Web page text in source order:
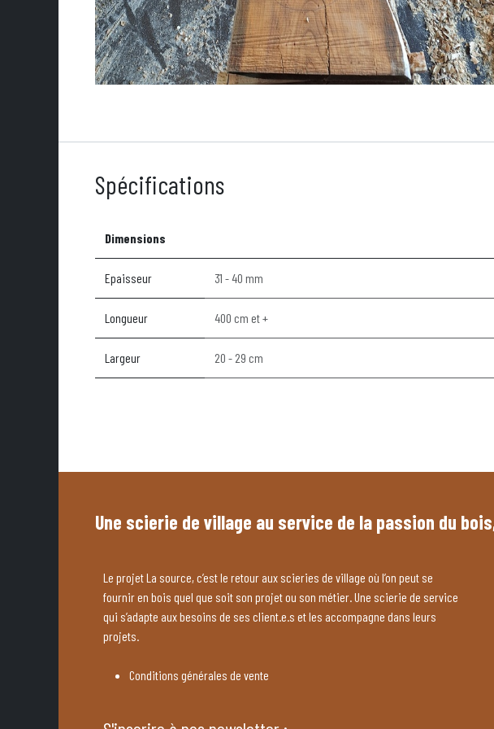
Spécifications
Dimensions
Epaisseur 31 - 40 mm
Longueur 400 cm et +
Largeur 20 - 29 cm
Une scierie de village au service de la passion du
Le projet La source, c’est le retour aux scieries de village où l’on peut se
fournir en bois quel que soit son projet ou son métier. Une scierie de service
qui s’adapte aux besoins de ses client.e.s et les accompagne dans leurs
projets.
Conditions générales de vente